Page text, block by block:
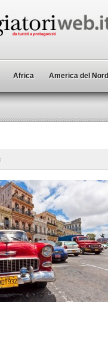
Africa America del Nord